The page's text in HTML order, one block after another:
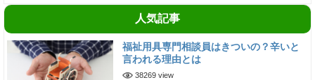
人気記事
福祉用具専門相談員はきついの？辛いと
言われる理由とは
38269 view